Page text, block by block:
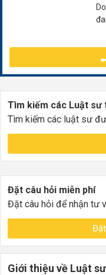
đai
Tìm kiếm các Luật sư
Tìm kiếm các luật sư
Đặt câu hỏi miễn phí
Đặt câu hỏi để nhận tư
Giới thiệu về Luật sư